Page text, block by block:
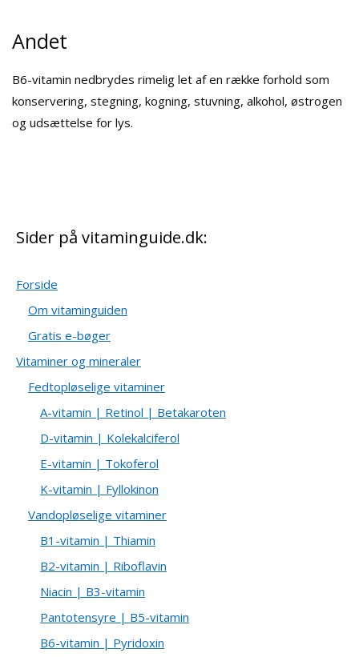
Andet
B6-vitamin nedbrydes rimelig let af en række forhold som
konservering, stegning, kogning, stuvning, alkohol, østrogen
og udsættelse for lys.
Sider på vitaminguide.dk:
Forside
Om vitaminguiden
Gratis e-bøger
Vitaminer og mineraler
Fedtopløselige vitaminer
A-vitamin | Retinol | Betakaroten
D-vitamin | Kolekalciferol
E-vitamin | Tokoferol
K-vitamin | Fyllokinon
Vandopløselige vitaminer
B1-vitamin | Thiamin
B2-vitamin | Riboflavin
Niacin | B3-vitamin
Pantotensyre | B5-vitamin
B6-vitamin | Pyridoxin